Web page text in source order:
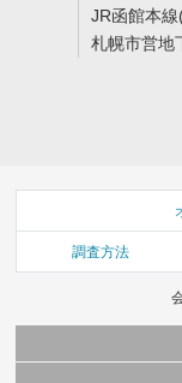
JR函館本
札幌市営地
調査方法